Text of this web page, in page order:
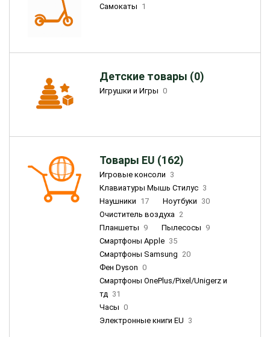
Самокаты 1
Детские товары (0)
Игрушки и Игры 0
Товары EU (162)
Игровые консоли 3
Клавиатуры Мышь Стилус 3
Наушники 17 Ноутбуки 30
Очиститель воздуха 2
Планшеты 9 Пылесосы 9
Смартфоны Apple 35
Смартфоны Samsung 20
Фен Dyson 0
Смартфоны OnePlus/Pixel/Unigerz и
тд 31
Часы 0
Электронные книги EU 3